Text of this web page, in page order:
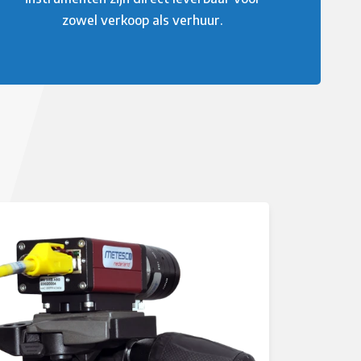
zowel verkoop als verhuur.